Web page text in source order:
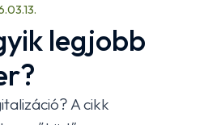
legjobb
A cikk